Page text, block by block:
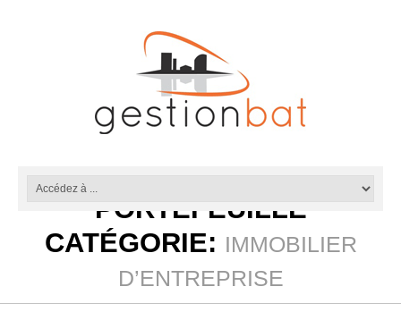
PORTEFEUILLE
CATÉGORIE: IMMOBILIER
D’ENTREPRISE